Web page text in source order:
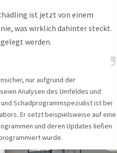
ist jetzt von einem
was wirklich dahinter steckt.
werden.
nur aufgrund der
Analysen des Umfeldes und
Schadprogrammspezialist ist bei
Er setzt beispielsweise auf eine
und deren Updates ließen
wurde.